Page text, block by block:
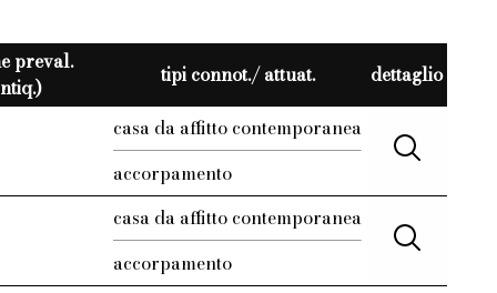
preval.
tipi connot./ attuat.
dettaglio
casa da affitto contemporanea
accorpamento
casa da affitto contemporanea
accorpamento